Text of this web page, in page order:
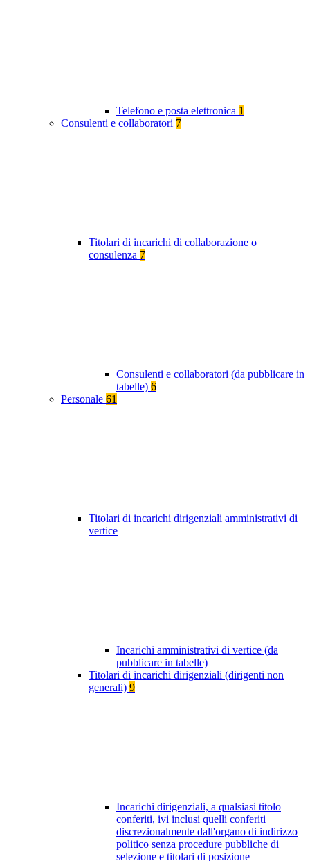
Telefono e posta elettronica 1
Consulenti e collaboratori 7
Titolari di incarichi di collaborazione o
consulenza 7
Consulenti e collaboratori (da pubblicare in
tabelle) 6
Personale 61
Titolari di incarichi dirigenziali amministrativi di
vertice
Incarichi amministrativi di vertice (da
pubblicare in tabelle)
Titolari di incarichi dirigenziali (dirigenti non
generali) 9
Incarichi dirigenziali, a qualsiasi titolo
conferiti, ivi inclusi quelli conferiti
discrezionalmente dall'organo di indirizzo
politico senza procedure pubbliche di
selezione e titolari di posizione